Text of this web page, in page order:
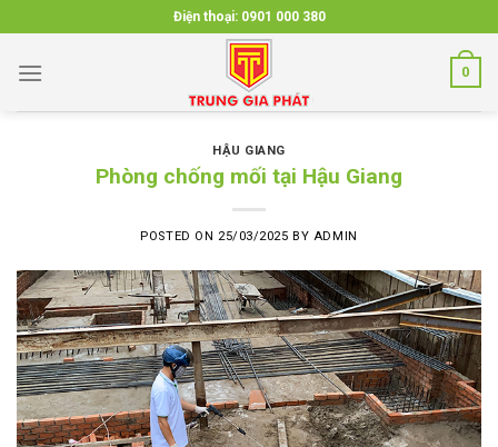
to
content
Điện thoại: 0901 000 380
0
HẬU GIANG
Phòng chống mối tại Hậu Giang
POSTED ON 25/03/2025 BY ADMIN